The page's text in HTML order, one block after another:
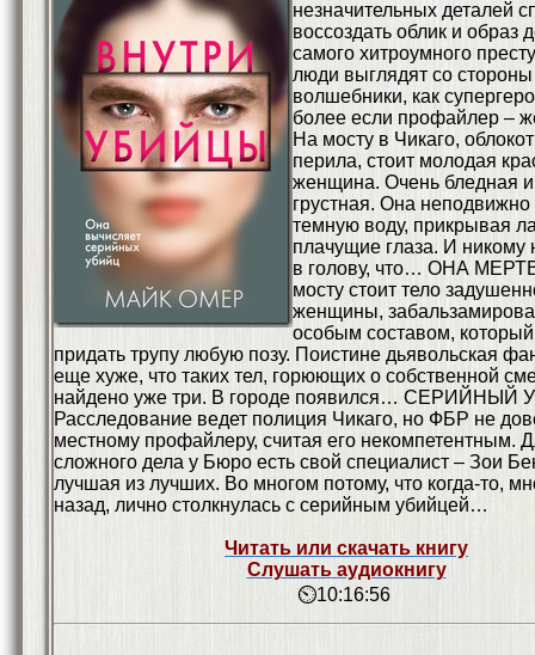
незначительных деталей
воссоздать облик и образ
самого хитроумного
люди выглядят со стороны
волшебники, как
более если профайлер –
На мосту в Чикаго,
перила, стоит молодая
женщина. Очень бледная и
грустная. Она неподвижно
темную воду, прикрывая
плачущие глаза. И никому
в голову, что… ОНА
мосту стоит тело
женщины,
особым составом, который
придать трупу любую позу. Поистине дьявольская
еще хуже, что таких тел, горюющих о собственной
найдено уже три. В городе появился… СЕРИЙНЫЙ
Расследование ведет полиция Чикаго, но ФБР не
местному профайлеру, считая его некомпетентным.
сложного дела у Бюро есть свой специалист – Зои
лучшая из лучших. Во многом потому, что когда-то,
назад, лично столкнулась с серийным убийцей…
Читать или скачать книгу
Слушать аудиокнигу
⏲10:16:56